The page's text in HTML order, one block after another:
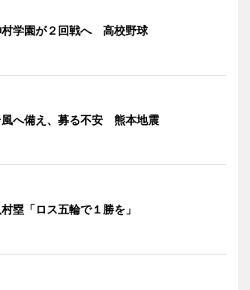
学園が２回戦へ 高校野球
風へ備え、募る不安 熊本地震
村塁「ロス五輪で１勝を」